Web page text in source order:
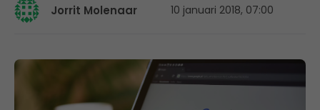
Jorrit Molenaar 10 januari 2018, 07:00